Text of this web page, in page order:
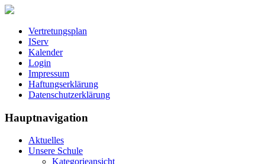
Vertretungsplan
IServ
Kalender
Login
Impressum
Haftungserklärung
Datenschutzerklärung
Hauptnavigation
Aktuelles
Unsere Schule
Kategorieansicht